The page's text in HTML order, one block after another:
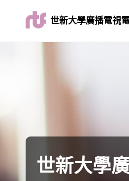
世新大學廣播電視
世新大學